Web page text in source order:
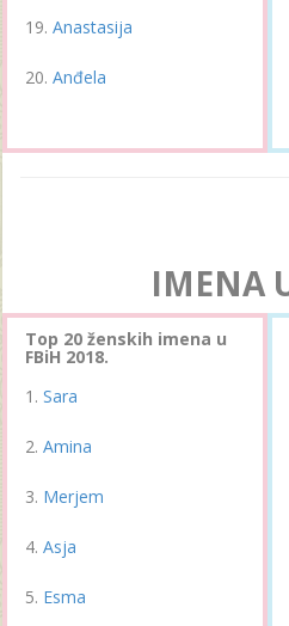
Anastasija
Anđela
IMENA
Top 20 ženskih imena u
FBiH 2018.
Sara
Amina
Merjem
Asja
Esma